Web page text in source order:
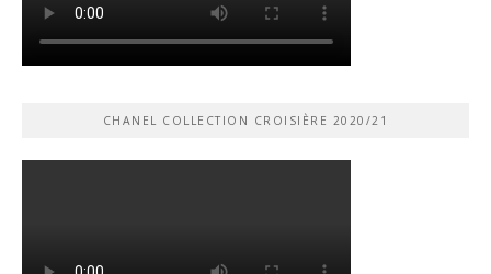
CHANEL COLLECTION CROISIÈRE 2020/21